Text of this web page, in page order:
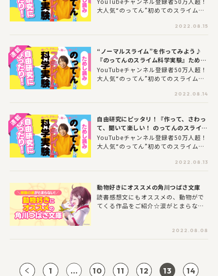
大人気“のってん”初めてのスライム本
ムを作って、実験してみよう！自由研
究にもぴったりだよ★
2022.08.15
“ノーマルスライム”を作ってみよう♪
『のってんのスライム科学実験』ためし
読み 第2回
YouTubeチャンネル登録者50万人超！
大人気“のってん”初めてのスライム本
ムを作って、実験してみよう！自由研
究にもぴったりだよ★
2022.08.14
自由研究にピッタリ！『作って、さわっ
て、聞いて楽しい！ のってんのスライム
科学実験』ためし読み 第1回
YouTubeチャンネル登録者50万人超！
大人気“のってん”初めてのスライム本
ムを作って、実験してみよう！自由研
究にもぴったりだよ★
2022.08.13
動物好きにオススメの角川つばさ文庫
読書感想文にもオススメの、動物がで
てくる作品をご紹介☆涙がとまらな
2022.08.08
1 ... 10 11 12 13
14